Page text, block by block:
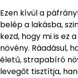
Ezen kívül a
belép a lakásba,
kezd, hogy mi is ez
növény. Ráadásul,
életű, strapabíró
levegőt tisztítja,